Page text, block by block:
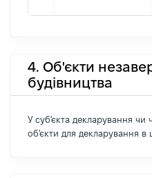
4. Об'єкти
будівництва
У суб'єкта декларування чи
об'єкти для декларування в